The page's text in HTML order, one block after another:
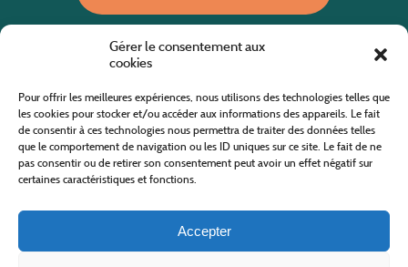
Gérer le consentement aux
cookies
Pour offrir les meilleures expériences, nous utilisons des technologies telles que
les cookies pour stocker et/ou accéder aux informations des appareils. Le fait
de consentir à ces technologies nous permettra de traiter des données telles
que le comportement de navigation ou les ID uniques sur ce site. Le fait de ne
pas consentir ou de retirer son consentement peut avoir un effet négatif sur
certaines caractéristiques et fonctions.
Accepter
Site internet cofinancé par le fonds européen agricole pour le développement rural
L'Europe investit dans les zones rurales